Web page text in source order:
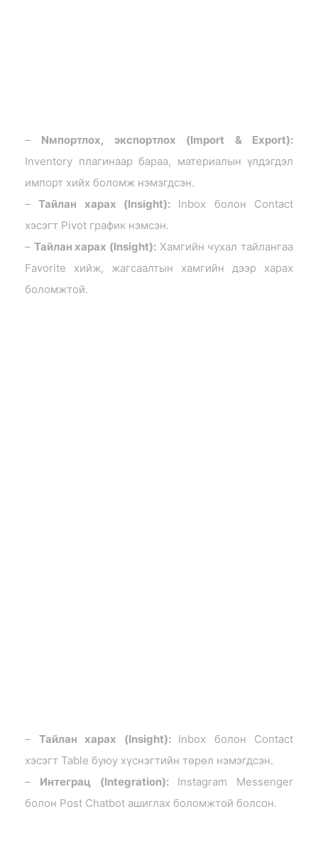
– Nмпортлох, экспортлох (Import & Export):
Inventory плагинаар бараа, материалын үлдэгдэл
импорт хийх боломж нэмэгдсэн.
–Тайлан харах (Insight): Inbox болон Contact
хэсэгт Pivot график нэмсэн.
– Тайлан харах (Insight): Хамгийн чухал тайлангаа
Favorite хийж, жагсаалтын хамгийн дээр харах
боломжтой.
– Тайлан харах (Insight): Inbox болон Contact
хэсэгт Table буюу хүснэгтийн төрөл нэмэгдсэн.
– Интеграц (Integration): Instagram Messenger
болон Post Chatbot ашиглах боломжтой болсон.